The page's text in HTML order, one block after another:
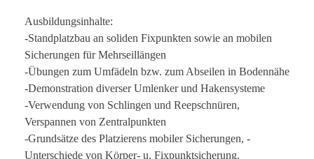
Ausbildungsinhalte:
-Standplatzbau an soliden Fixpunkten sowie an mobilen
Sicherungen für Mehrseillängen
-Übungen zum Umfädeln bzw. zum Abseilen in Bodennähe
-Demonstration diverser Umlenker und Hakensysteme
-Verwendung von Schlingen und Reepschnüren,
Verspannen von Zentralpunkten
-Grundsätze des Platzierens mobiler Sicherungen, -
Unterschiede von Körper- u. Fixpunktsicherung,